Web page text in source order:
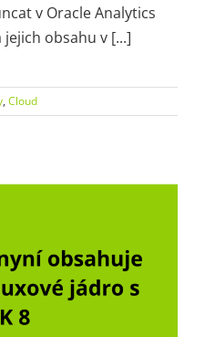
v Oracle Analytics
obsahu v [...]
, Cloud